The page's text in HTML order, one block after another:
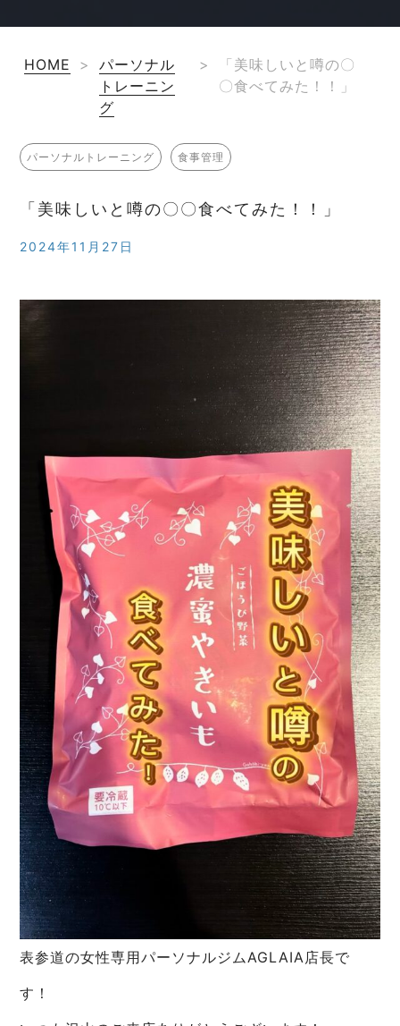
HOME >
パーソナル
トレーニン
グ
>
「美味しいと噂の〇
〇食べてみた！！」
パーソナルトレーニング 食事管理
「美味しいと噂の〇〇食べてみた！！」
2024年11月27日
表参道の女性専用パーソナルジムAGLAIA店長で
す！